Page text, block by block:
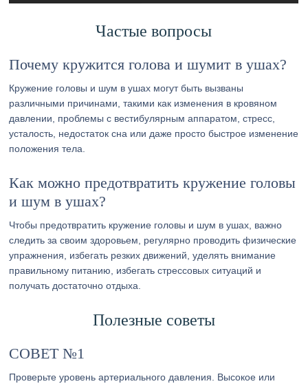
Частые вопросы
Почему кружится голова и шумит в ушах?
Кружение головы и шум в ушах могут быть вызваны
различными причинами, такими как изменения в кровяном
давлении, проблемы с вестибулярным аппаратом, стресс,
усталость, недостаток сна или даже просто быстрое изменение
положения тела.
Как можно предотвратить кружение головы
и шум в ушах?
Чтобы предотвратить кружение головы и шум в ушах, важно
следить за своим здоровьем, регулярно проводить физические
упражнения, избегать резких движений, уделять внимание
правильному питанию, избегать стрессовых ситуаций и
получать достаточно отдыха.
Полезные советы
СОВЕТ №1
Проверьте уровень артериального давления. Высокое или